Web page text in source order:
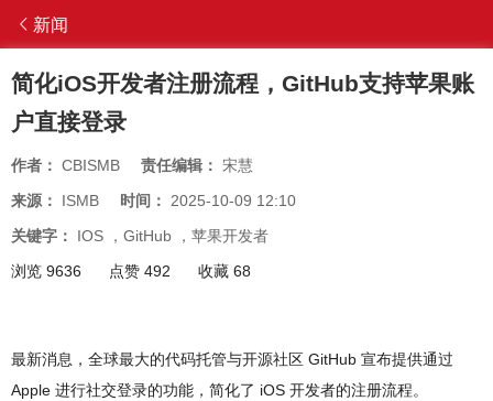
新闻
简化iOS开发者注册流程，GitHub支持苹果账
户直接登录
作者： CBISMB 责任编辑： 宋慧
来源： ISMB 时间： 2025-10-09 12:10
关键字： IOS ， GitHub ， 苹果开发者
浏览 9636
点赞 492 收藏 68
最新消息，全球最大的代码托管与开源社区 GitHub 宣布提供通过
Apple 进行社交登录的功能，简化了 iOS 开发者的注册流程。